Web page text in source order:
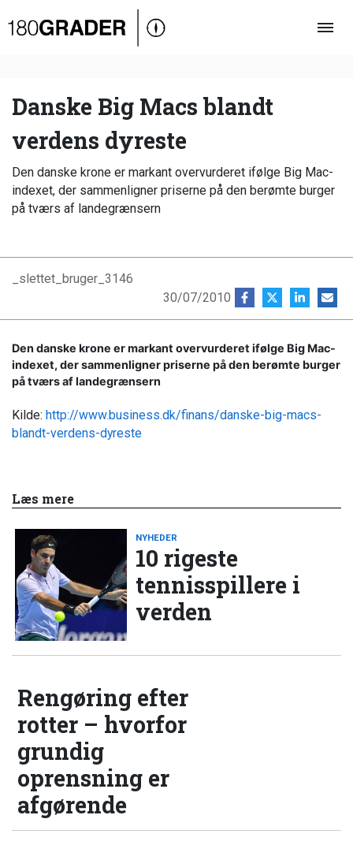
Oversigt
Debat
Video
Podcast
Danske Big Macs blandt
verdens dyreste
Den danske krone er markant overvurderet ifølge Big Mac-
indexet, der sammenligner priserne på den berømte burger
på tværs af landegrænsern
_slettet_bruger_3146
30/07/2010
Den danske krone er markant overvurderet ifølge Big Mac-
indexet, der sammenligner priserne på den berømte burger
på tværs af landegrænsern
Kilde: http://www.business.dk/finans/danske-big-macs-
blandt-verdens-dyreste
Læs mere
NYHEDER
10 rigeste
tennisspillere i
verden
Rengøring efter
rotter – hvorfor
grundig
oprensning er
afgørende